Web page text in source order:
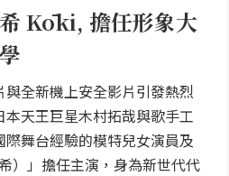
Kōki, 擔任形象大
全新機上安全影片引發熱烈
天王巨星木村拓哉與歌手工
舞台經驗的模特兒女演員及
）」擔任主演，身為新世代代